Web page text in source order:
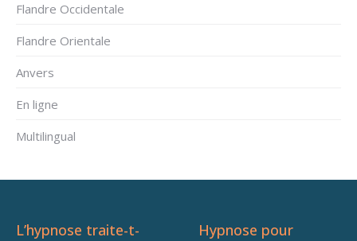
Flandre Occidentale
Flandre Orientale
Anvers
En ligne
Multilingual
L’hypnose traite-t-
Hypnose pour